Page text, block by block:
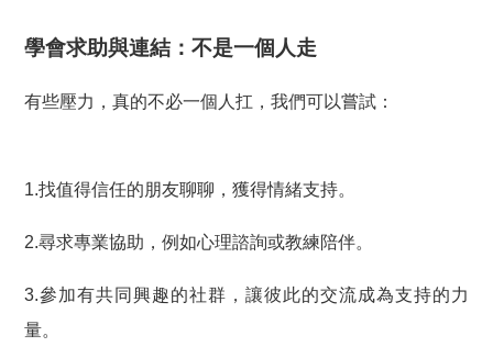
學會求助與連結：不是一個人走
有些壓力，真的不必一個人扛，我們可以嘗試：
1.找值得信任的朋友聊聊，獲得情緒支持。
2.尋求專業協助，例如心理諮詢或教練陪伴。
3.參加有共同興趣的社群，讓彼此的交流成為支持的力
量。